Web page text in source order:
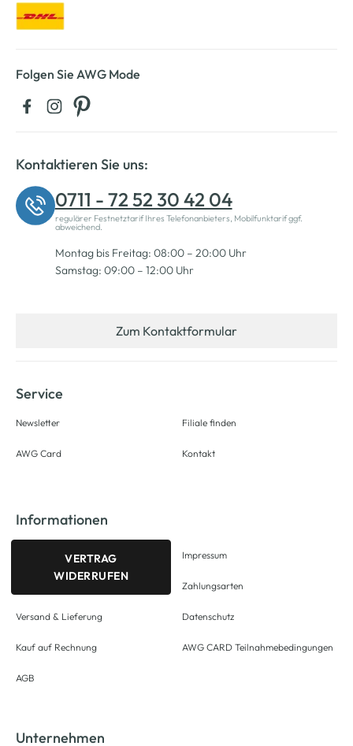
Folgen Sie AWG Mode
Kontaktieren Sie uns:
0711 - 72 52 30 42 04
regulärer Festnetztarif Ihres Telefonanbieters, Mobilfunktarif ggf.
abweichend.
Montag bis Freitag: 08:00 – 20:00 Uhr
Samstag: 09:00 – 12:00 Uhr
Zum Kontaktformular
Service
Newsletter
AWG Card
Filiale finden
Kontakt
Informationen
VERTRAG
WIDERRUFEN
Versand & Lieferung
Kauf auf Rechnung
AGB
Impressum
Zahlungsarten
Datenschutz
AWG CARD Teilnahmebedingungen
Unternehmen